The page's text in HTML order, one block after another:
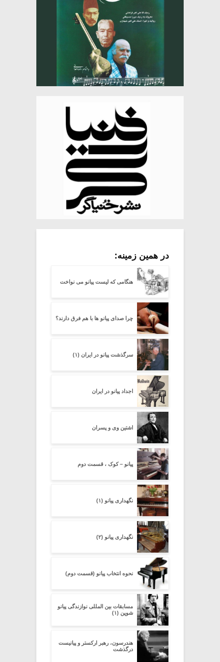
در همین زمینه:
هنگامی که لیست پیانو می نواخت
چرا صدای پیانو ها با هم فرق دارند؟
سرگذشت پیانو در ایران (۱)
اجداد پیانو در ایران
اشتین وی و پسران
پیانو – کوک ، قسمت دوم
نگهداری پیانو (۱)
نگهداری پیانو (۲)
نحوه انتخاب پیانو (قسمت دوم)
مسابقات بین المللی نوازندگی پیانو
شوپن (۱)
هندرسون، رهبر ارکستر و پیانیست
درگذشت